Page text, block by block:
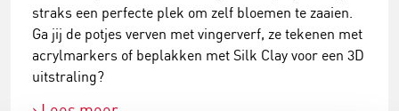
straks een perfecte plek om zelf bloemen te zaaien.
Ga jij de potjes verven met vingerverf, ze tekenen met
acrylmarkers of beplakken met Silk Clay voor een 3D
uitstraling?